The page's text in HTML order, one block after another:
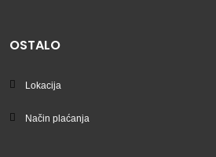
OSTALO
Lokacija
Način plaćanja